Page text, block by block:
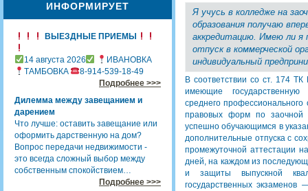
ИНФОРМИРУЕТ
ВЫЕЗДНЫЕ ПРИЕМЫ
14 августа 2026
ИВАНОВКА
ТАМБОВКА
8-914-539-18-49
Подробнее >>>
Дилемма между завещанием и
дарением
Что лучше: оставить завещание или
оформить дарственную на дом?
Вопрос передачи недвижимости -
это всегда сложный выбор между
собственным спокойствием…
Подробнее >>>
Я учусь в колледже на
образования получаю
аккредитацию. Имею ли я
отпуск в коммерческой
индивидуальный
В соответствии со ст. 174
имеющие государственную
среднего
правовых форм по заочной
успешно обучающимся в
дополнительные отпуска с
промежуточной аттестации
дней, на каждом из
и защиты выпускной
государственных экзаменов